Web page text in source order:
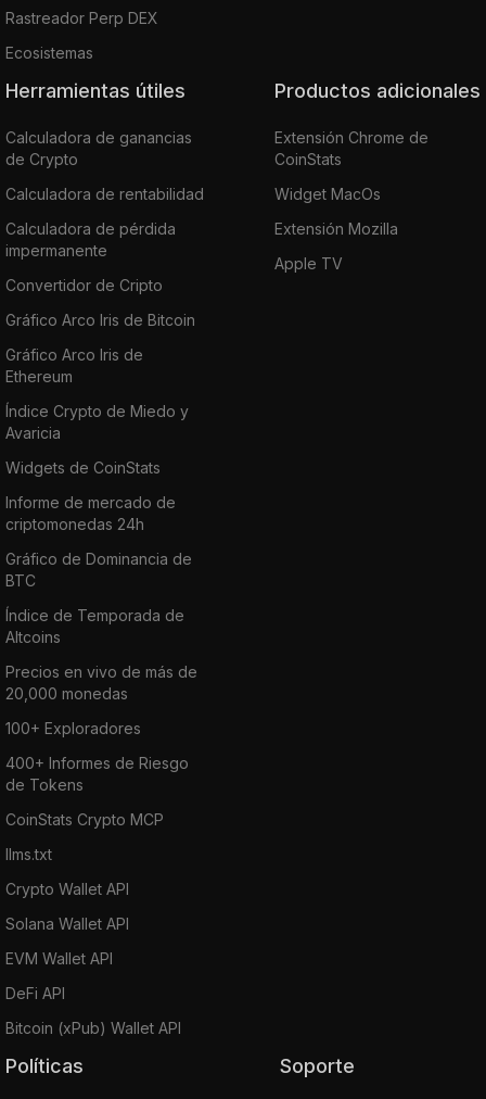
Rastreador Perp DEX
Ecosistemas
Herramientas útiles
Calculadora de ganancias
de Crypto
Calculadora de rentabilidad
Calculadora de pérdida
impermanente
Convertidor de Cripto
Gráfico Arco Iris de Bitcoin
Gráfico Arco Iris de
Ethereum
Índice Crypto de Miedo y
Avaricia
Widgets de CoinStats
Informe de mercado de
criptomonedas 24h
Gráfico de Dominancia de
BTC
Índice de Temporada de
Altcoins
Precios en vivo de más de
20,000 monedas
100+ Exploradores
400+ Informes de Riesgo
de Tokens
CoinStats Crypto MCP
llms.txt
Crypto Wallet API
Solana Wallet API
EVM Wallet API
DeFi API
Bitcoin (xPub) Wallet API
Productos adicionales
Extensión Chrome de
CoinStats
Widget MacOs
Extensión Mozilla
Apple TV
Políticas Soporte